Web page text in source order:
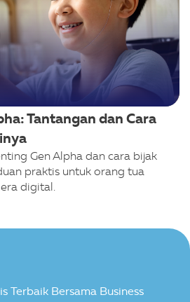
Tantangan dan Cara
Gen Alpha dan cara bijak
praktis untuk orang tua
digital.
Terbaik Bersama Business